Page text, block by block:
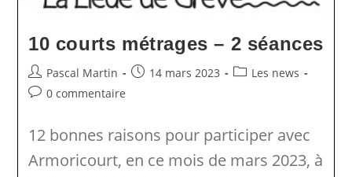
10 courts métrages – 2 séances
Auteur/autrice
de
Pascal Martin
Publication
14 mars 2023
PostLes news
Commentaires
publication :
0 commentaire
12 bonnes raisons pour participer avec
Armoricourt, en ce mois de mars 2023, à